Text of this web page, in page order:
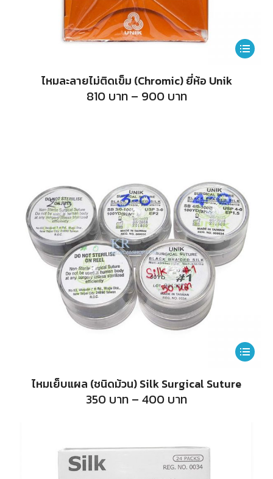
This
be
chosen
on
the
ไหมละลายไม่ติดเข็ม (Chromic) ยี่ห้อ Unik
810บาท – 900บาทPrice
range:
This
has
ไหมเย็บแผล (ชนิดม้วน) Silk Surgical Suture
350 บาท – 400 บาทPrice
range:
400
บาท